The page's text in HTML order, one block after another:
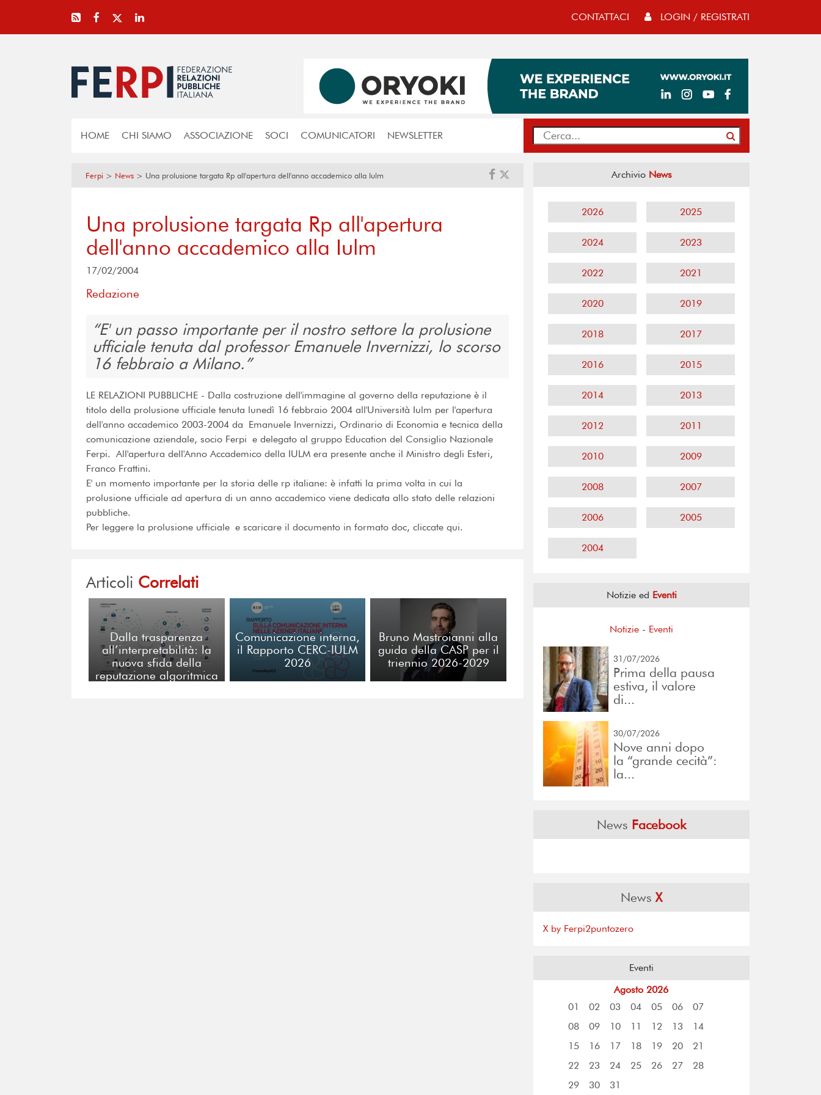
CONTATTACI LOGIN / REGISTRATI
HOME CHI SIAMO ASSOCIAZIONE SOCI COMUNICATORI NEWSLETTER
Ferpi > News > Una prolusione targata Rp all'apertura dell'anno accademico alla Iulm
Una prolusione targata Rp all'apertura
dell'anno accademico alla Iulm
17/02/2004
Redazione
E' un passo importante per il nostro settore la prolusione
ufficiale tenuta dal professor Emanuele Invernizzi, lo scorso
16 febbraio a Milano.
LE RELAZIONI PUBBLICHE - Dalla costruzione dell'immagine al governo della reputazione è il
titolo della prolusione ufficiale tenuta lunedì 16 febbraio 2004 all'Università Iulm per l'apertura
dell'anno accademico 2003-2004 da Emanuele Invernizzi, Ordinario di Economia e tecnica della
comunicazione aziendale, socio Ferpi e delegato al gruppo Education del Consiglio Nazionale
Ferpi. All'apertura dell'Anno Accademico della IULM era presente anche il Ministro degli Esteri,
Franco Frattini.
E' un momento importante per la storia delle rp italiane: è infatti la prima volta in cui la
prolusione ufficiale ad apertura di un anno accademico viene dedicata allo stato delle relazioni
pubbliche.
Per leggere la prolusione ufficiale e scaricare il documento in formato doc, cliccate qui.
Articoli Correlati
Dalla trasparenza
all’interpretabilità: la
nuova sfida della
reputazione algoritmica
Comunicazione interna,
il Rapporto CERC-IULM
2026
Bruno Mastroianni alla
guida della CASP per il
triennio 2026-2029
Archivio News
2026 2025
2024 2023
2022 2021
2020 2019
2018 2017
2016 2015
2014 2013
2012 2011
2010 2009
2008 2007
2006 2005
2004
Notizie ed Eventi
Notizie - Eventi
31/07/2026
Prima della pausa
estiva, il valore
di...
30/07/2026
Nove anni dopo
la “grande cecità”:
la...
News Facebook
NewsX
X by Ferpi2puntozero
Eventi
Agosto 2026
01
02 03 04 05 06
07
08
09 10 11 12 13
14
15
16 17 18 19 20
21
22
23 24 25 26 27
28
29
30 31